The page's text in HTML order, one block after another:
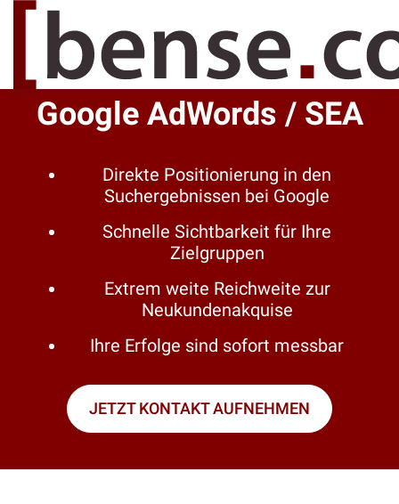
Google AdWords / SEA
Direkte Positionierung in den
Suchergebnissen bei Google
Schnelle Sichtbarkeit für Ihre
Zielgruppen
Extrem weite Reichweite zur
Neukundenakquise
Ihre Erfolge sind sofort messbar
JETZT KONTAKT AUFNEHMEN